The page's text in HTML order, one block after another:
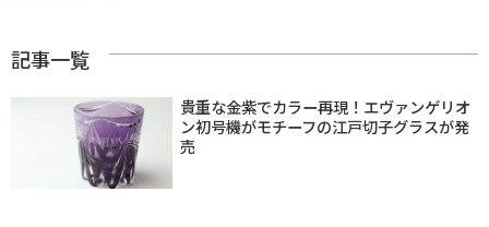
記事一覧
貴重な金紫でカラー再現！エヴァンゲリオ
ン初号機がモチーフの江戸切子グラスが発
売